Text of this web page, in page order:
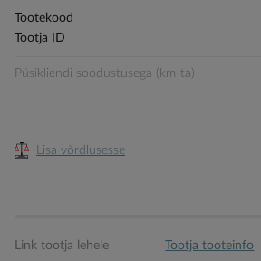
of
images
gallery
Tootekood
Tootja ID
Püsikliendi soodustusega (km-ta)
Lisa võrdlusesse
Link tootja lehele Tootja tooteinfo